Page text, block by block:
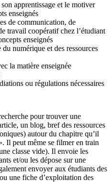
apprentissage et le motiver
enseignés
de communication, de
travail coopératif chez l’étudiant
enseignés
numérique et des ressources
la matière enseignée
ou régulations nécessaires
pour trouver une
un blog, bref des ressources
autour du chapitre qu’il
Il peut même se filmer en train
classe vide). Il envoie les
et/ou les dépose sur une
envoyer aux étudiants des
une fiche d’exploitation des